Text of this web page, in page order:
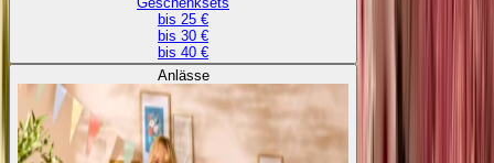
bis 25 €
bis 30 €
bis 40 €
Anlässe